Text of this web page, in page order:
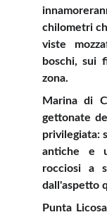
chilometri
viste
boschi, sui
zona.
Marina di
gettonate
privilegiata:
antiche e
rocciosi a
dall'aspetto
Punta